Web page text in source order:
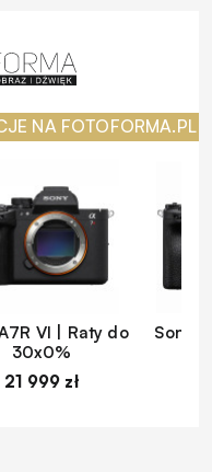
NA FOTOFORMA.PL
VI | Raty do
30x0%
21 999 zł
Sony